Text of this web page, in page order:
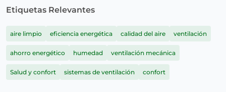
Etiquetas Relevantes
aire limpio eficiencia energética calidad del aire ventilación
ahorro energético humedad ventilación mecánica
Salud y confort sistemas de ventilación confort